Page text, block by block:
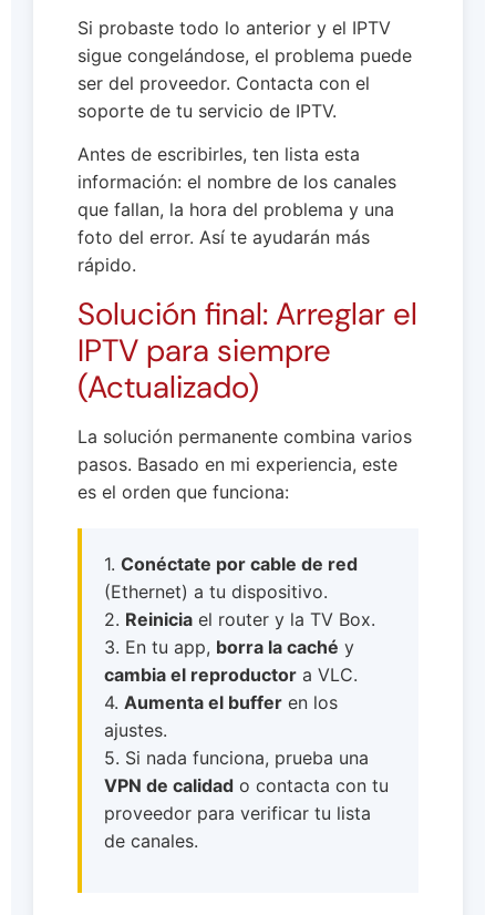
Si probaste todo lo anterior y el IPTV
sigue congelándose, el problema puede
ser del proveedor. Contacta con el
soporte de tu servicio de IPTV.
Antes de escribirles, ten lista esta
información: el nombre de los canales
que fallan, la hora del problema y una
foto del error. Así te ayudarán más
rápido.
Solución final: Arreglar el
IPTV para siempre
(Actualizado)
La solución permanente combina varios
pasos. Basado en mi experiencia, este
es el orden que funciona:
1. Conéctate por cable de red
(Ethernet) a tu dispositivo.
2. Reinicia el router y la TV Box.
3. En tu app, borra la caché y
cambia el reproductor a VLC.
4. Aumenta el buffer en los
ajustes.
5. Si nada funciona, prueba una
VPN de calidad o contacta con tu
proveedor para verificar tu lista
de canales.